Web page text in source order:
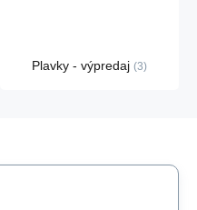
Plavky - výpredaj 3